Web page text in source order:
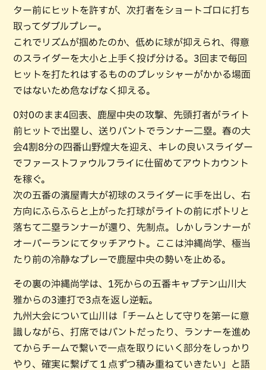
ター前にヒットを許すが、次打者をショートゴロに打ち
取ってダブルプレー。
これでリズムが掴めたのか、低めに球が抑えられ、得意
のスライダーを大小と上手く投げ分ける。3回まで毎回
ヒットを打たれはするもののプレッシャーがかかる場面
ではないため危なげなく抑える。
0対0のまま4回表、鹿屋中央の攻撃、先頭打者がライト
前ヒットで出塁し、送りバントでランナー二塁。春の大
会4割8分の四番山野煌大を迎え、キレの良いスライダー
でファーストファウルフライに仕留めてアウトカウント
を稼ぐ。
次の五番の濱屋青大が初球のスライダーに手を出し、右
方向にふらふらと上がった打球がライトの前にポトリと
落ちて二塁ランナーが還り、先制点。しかしランナーが
オーバーランにてタッチアウト。ここは沖縄尚学、極当
たり前の冷静なプレーで鹿屋中央の勢いを止める。
その裏の沖縄尚学は、1死からの五番キャプテン山川大
雅からの3連打で3点を返し逆転。
九州大会について山川は「チームとして守りを第一に意
識しながら、打席ではバントだったり、ランナーを進め
てからチームで繋いで一点を取りにいく部分をしっかり
やり、確実に繋げて１点ずつ積み重ねていきたい」と語